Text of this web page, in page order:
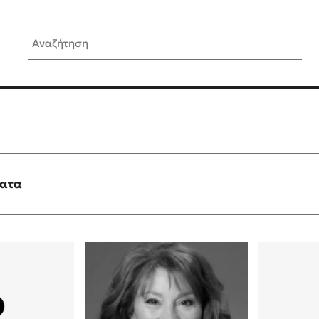
Αναζήτηση
είναι «το πρόβλημα»
αγνοείς
Τι είναι η
Δανάη Δεληγεώργη απαντά!
Συγχαρητήρια, Πέθανες!